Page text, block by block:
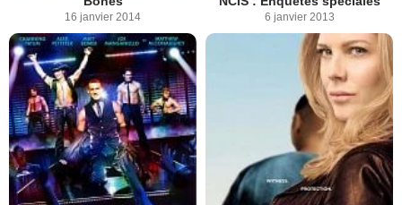
16 janvier 2014 6 janvier 2013